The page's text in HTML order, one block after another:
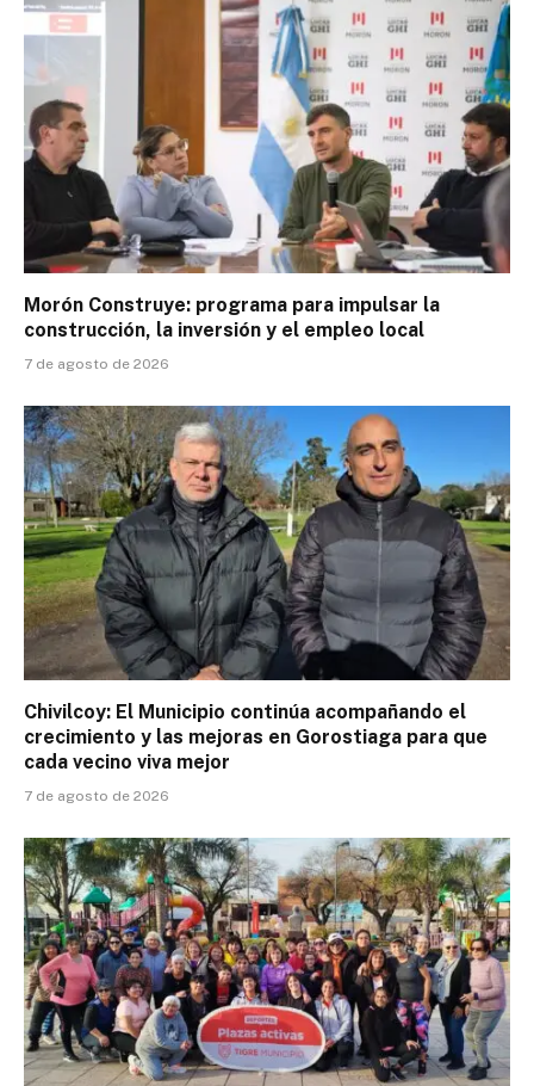
Morón Construye: programa para impulsar la
construcción, la inversión y el empleo local
7 de agosto de 2026
Chivilcoy: El Municipio continúa acompañando el
crecimiento y las mejoras en Gorostiaga para que
cada vecino viva mejor
7 de agosto de 2026